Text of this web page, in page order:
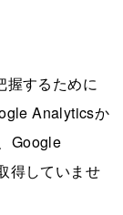
握するために
Analyticsか
Google
得していませ